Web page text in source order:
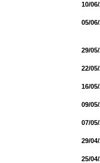
10/
05/
29/
22/
16/
09/
07/
29/
25/